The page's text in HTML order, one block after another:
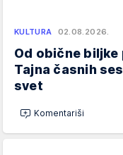
KULTURA 02.08.2026.
Od obične
Tajna časnih
svet
Komentariši